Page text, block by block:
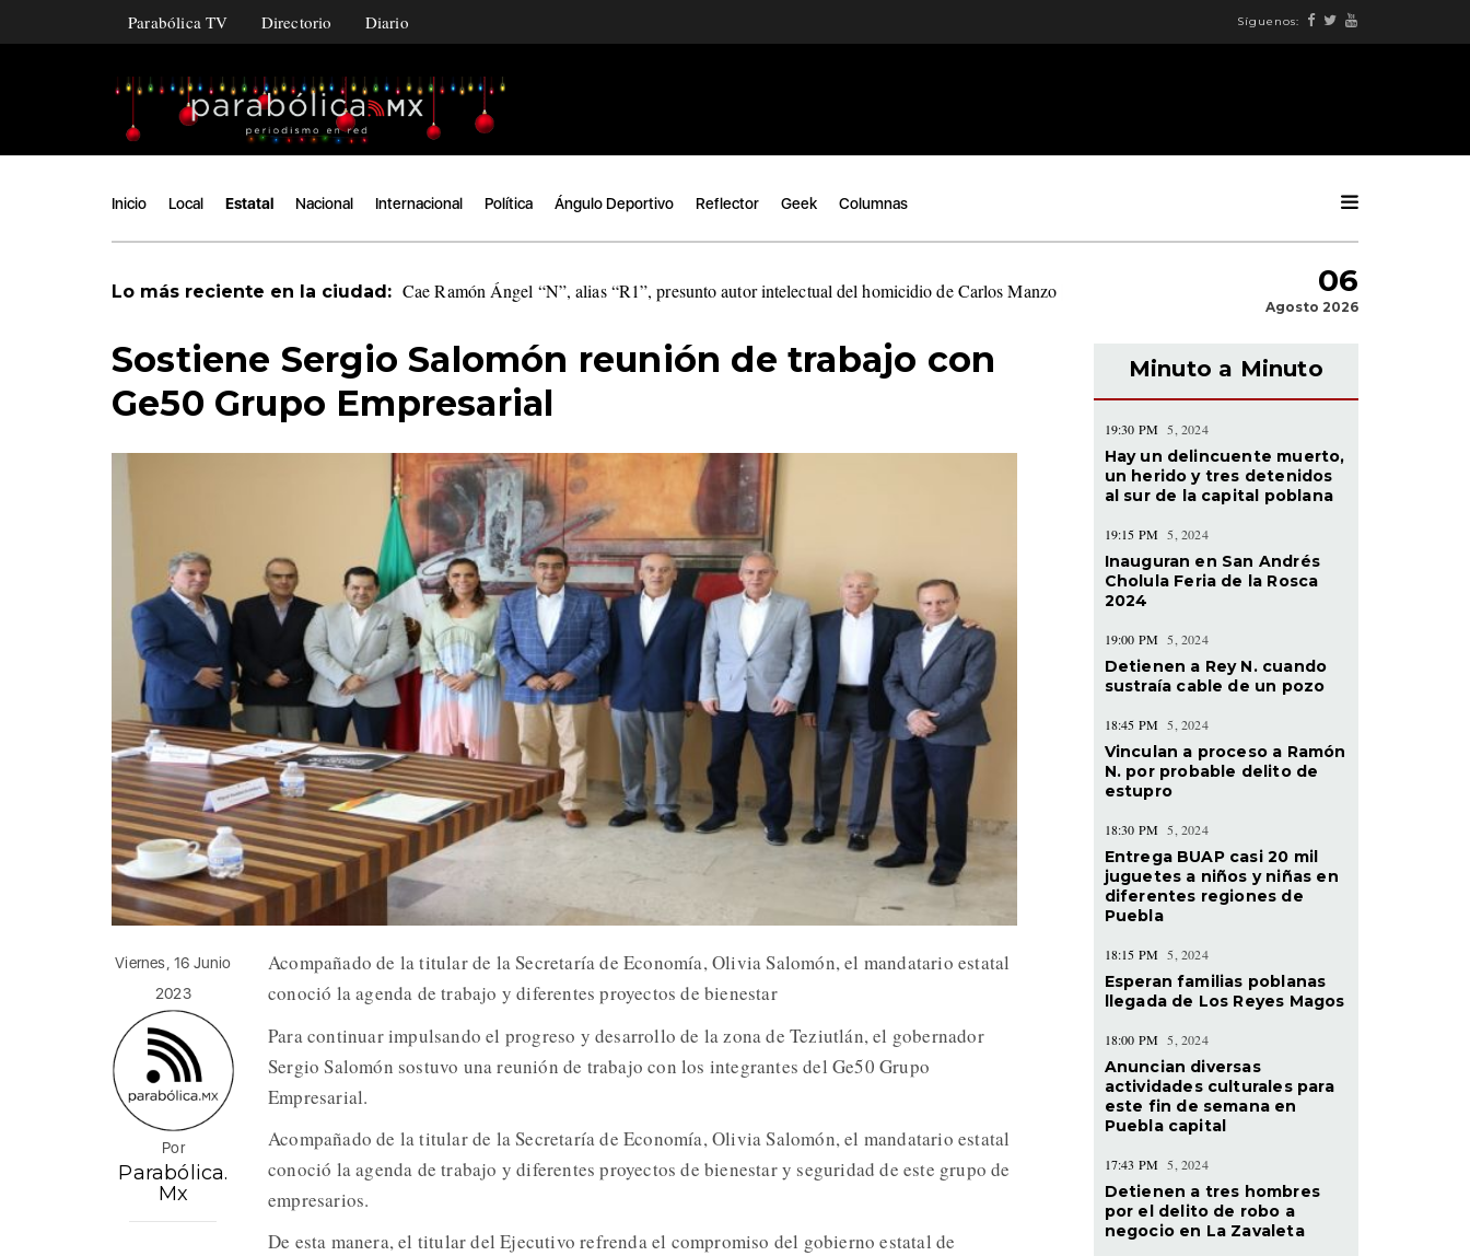
Parabólica TV Directorio Diario Síguenos:
Inicio Local Estatal Nacional Internacional Política Ángulo Deportivo Reflector Geek Columnas
Lo más reciente en la ciudad: Cae Ramón Ángel “N”, alias “R1”, presunto autor intelectual del homicidio de Carlos Manzo 06
Agosto 2026
Sostiene Sergio Salomón reunión de trabajo con
Ge50 Grupo Empresarial
Viernes, 16 Junio
2023
Por
Parabólica.
Mx
Acompañado de la titular de la Secretaría de Economía, Olivia Salomón, el mandatario estatal
conoció la agenda de trabajo y diferentes proyectos de bienestar
Para continuar impulsando el progreso y desarrollo de la zona de Teziutlán, el gobernador
Sergio Salomón sostuvo una reunión de trabajo con los integrantes del Ge50 Grupo
Empresarial.
Acompañado de la titular de la Secretaría de Economía, Olivia Salomón, el mandatario estatal
conoció la agenda de trabajo y diferentes proyectos de bienestar y seguridad de este grupo de
empresarios.
De esta manera, el titular del Ejecutivo refrenda el compromiso del gobierno estatal de
Minuto a Minuto
19:30 PM 5, 2024
Hay un delincuente muerto,
un herido y tres detenidos
al sur de la capital poblana
19:15 PM 5, 2024
Inauguran en San Andrés
Cholula Feria de la Rosca
2024
19:00 PM 5, 2024
Detienen a Rey N. cuando
sustraía cable de un pozo
18:45 PM 5, 2024
Vinculan a proceso a Ramón
N. por probable delito de
estupro
18:30 PM 5, 2024
Entrega BUAP casi 20 mil
juguetes a niños y niñas en
diferentes regiones de
Puebla
18:15 PM 5, 2024
Esperan familias poblanas
llegada de Los Reyes Magos
18:00 PM 5, 2024
Anuncian diversas
actividades culturales para
este fin de semana en
Puebla capital
17:43 PM 5, 2024
Detienen a tres hombres
por el delito de robo a
negocio en La Zavaleta